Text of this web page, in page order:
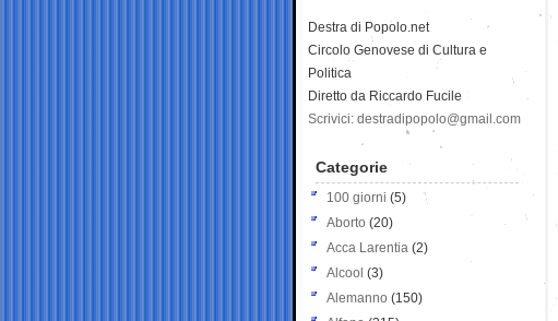
Destra di Popolo.net
Circolo Genovese di Cultura e
Politica
Diretto da Riccardo Fucile
Scrivici: destradipopolo@gmail.com
Categorie
100 giorni (5)
Aborto (20)
Acca Larentia (2)
Alcool (3)
Alemanno (150)